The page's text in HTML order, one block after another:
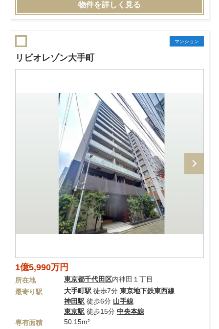
物件を詳しく見る
マンション
リビオレゾン大手町
1億5,990万円
所在地 東京都千代田区内神田１丁目
最寄り駅
大手町駅 徒歩7分 東京地下鉄東西線
神田駅 徒歩6分 山手線
東京駅 徒歩15分 中央本線
専有面積
50.15m²